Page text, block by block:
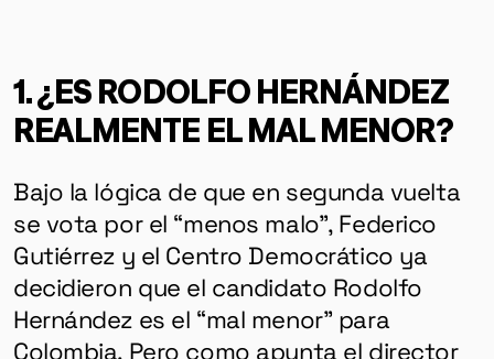
1. ¿ES RODOLFO HERNÁNDEZ
REALMENTE EL MAL MENOR?
Bajo la lógica de que en segunda vuelta
se vota por el “menos malo”, Federico
Gutiérrez y el Centro Democrático ya
decidieron que el candidato Rodolfo
Hernández es el “mal menor” para
Colombia. Pero como apunta el director